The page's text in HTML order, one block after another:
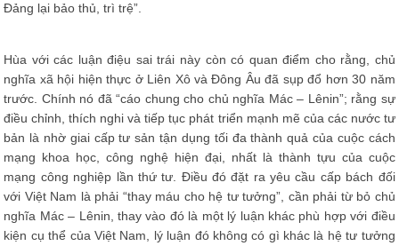
Đảng lại bảo thủ, trì trệ”.
Hùa với các luận điệu sai trái này còn có quan điểm cho rằng, chủ
nghĩa xã hội hiện thực ở Liên Xô và Đông Âu đã sụp đổ hơn 30 năm
trước. Chính nó đã “cáo chung cho chủ nghĩa Mác – Lênin”; rằng sự
điều chỉnh, thích nghi và tiếp tục phát triển mạnh mẽ của các nước tư
bản là nhờ giai cấp tư sản tận dụng tối đa thành quả của cuộc cách
mạng khoa học, công nghệ hiện đại, nhất là thành tựu của cuộc
mạng công nghiệp lần thứ tư. Điều đó đặt ra yêu cầu cấp bách đối
với Việt Nam là phải “thay máu cho hệ tư tưởng”, cần phải từ bỏ chủ
nghĩa Mác – Lênin, thay vào đó là một lý luận khác phù hợp với điều
kiện cụ thể của Việt Nam, lý luận đó không có gì khác là hệ tư tưởng